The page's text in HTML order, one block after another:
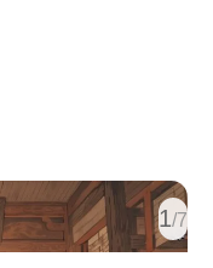
1/7